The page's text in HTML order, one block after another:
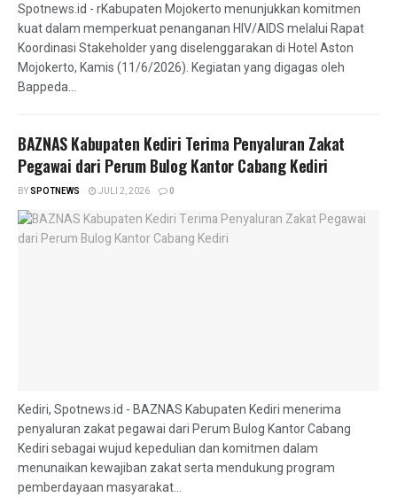
Spotnews.id - rKabupaten Mojokerto menunjukkan komitmen
kuat dalam memperkuat penanganan HIV/AIDS melalui Rapat
Koordinasi Stakeholder yang diselenggarakan di Hotel Aston
Mojokerto, Kamis (11/6/2026). Kegiatan yang digagas oleh
Bappeda...
BAZNAS Kabupaten Kediri Terima Penyaluran Zakat
Pegawai dari Perum Bulog Kantor Cabang Kediri
BYSPOTNEWS JULI 2, 2026 0
Kediri, Spotnews.id - BAZNAS Kabupaten Kediri menerima
penyaluran zakat pegawai dari Perum Bulog Kantor Cabang
Kediri sebagai wujud kepedulian dan komitmen dalam
menunaikan kewajiban zakat serta mendukung program
pemberdayaan masyarakat...